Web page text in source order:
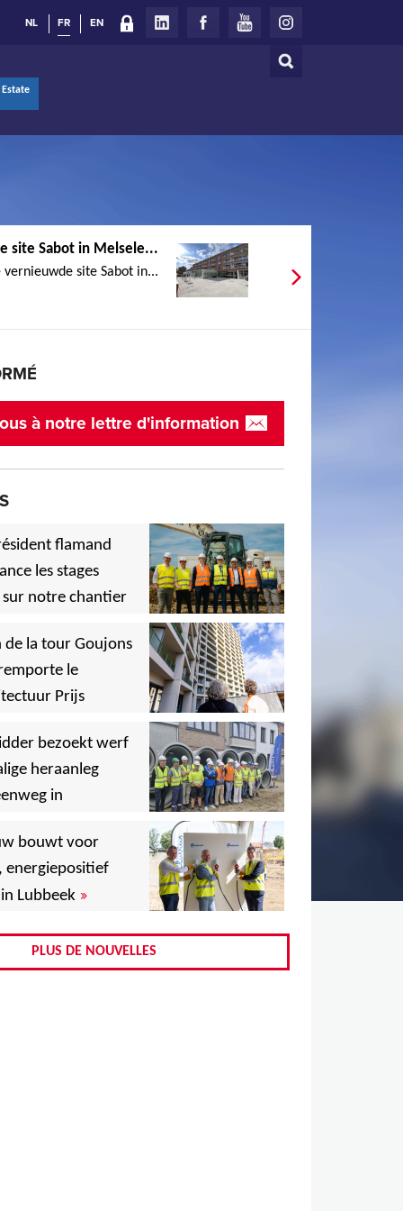
Rechercher
NL FR EN
Estate
site Sabot in Melsele...
site Sabot in...
à notre lettre d'information
flamand
les stages
sur notre chantier
,
,
de la tour Goujons
le
Prijs
, ,
,
bezoekt werf
heraanleg
in
,
,
bouwt voor
energiepositief
Lubbeek »
PLUS DE NOUVELLES